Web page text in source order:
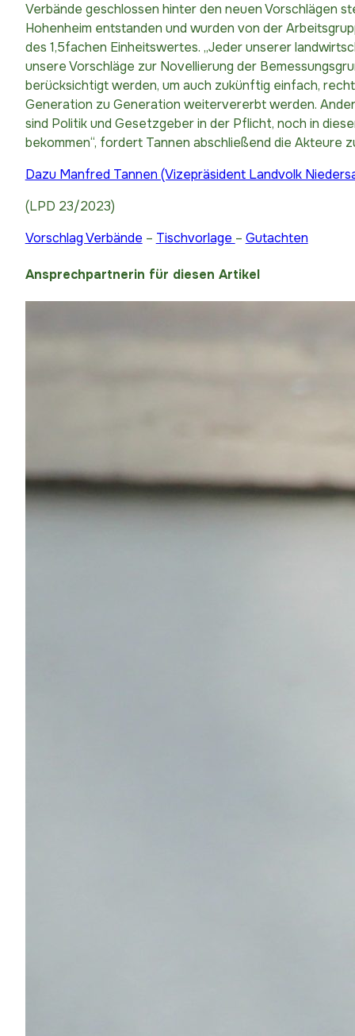
Verbände geschlossen hinter den neuen Vorschlägen
Hohenheim entstanden und wurden von der
des 1,5fachen Einheitswertes. „Jeder unserer
unsere Vorschläge zur Novellierung der
berücksichtigt werden, um auch zukünftig einfach,
Generation zu Generation weitervererbt werden.
sind Politik und Gesetzgeber in der Pflicht, noch in
bekommen“, fordert Tannen abschließend die Akteure
Dazu Manfred Tannen (Vizepräsident Landvolk
(LPD 23/2023)
Vorschlag Verbände – Tischvorlage – Gutachten
Ansprechpartnerin für diesen Artikel